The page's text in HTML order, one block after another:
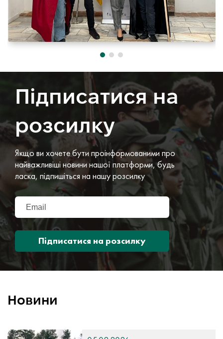
Підписатися на
розсилку
Якщо ви хочете бути проінформованими про
найважливіші новини нашої платформи, будь
ласка, підпишіться на нашу розсилку
Підписатися на розсилку
Новини